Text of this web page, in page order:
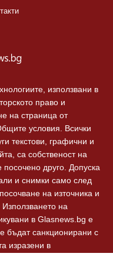
използвани в
право и
на страница от
условия. Всички
текстови, графични и
са собственост на
друго. Допуска
и снимки само след
на източника и
на
в Glasnews.bg е
бъдат санкционирани с
изразени в